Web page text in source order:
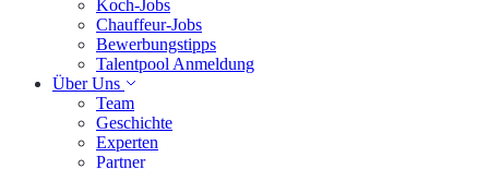
Koch-Jobs
Chauffeur-Jobs
Bewerbungstipps
Talentpool Anmeldung
Über Uns
Team
Geschichte
Experten
Partner